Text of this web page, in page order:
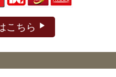
こちら